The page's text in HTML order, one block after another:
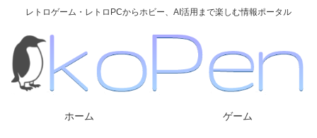
レトロゲーム・レトロPCからホビー、AI活用まで楽しむ情報ポータル
ホーム ゲーム